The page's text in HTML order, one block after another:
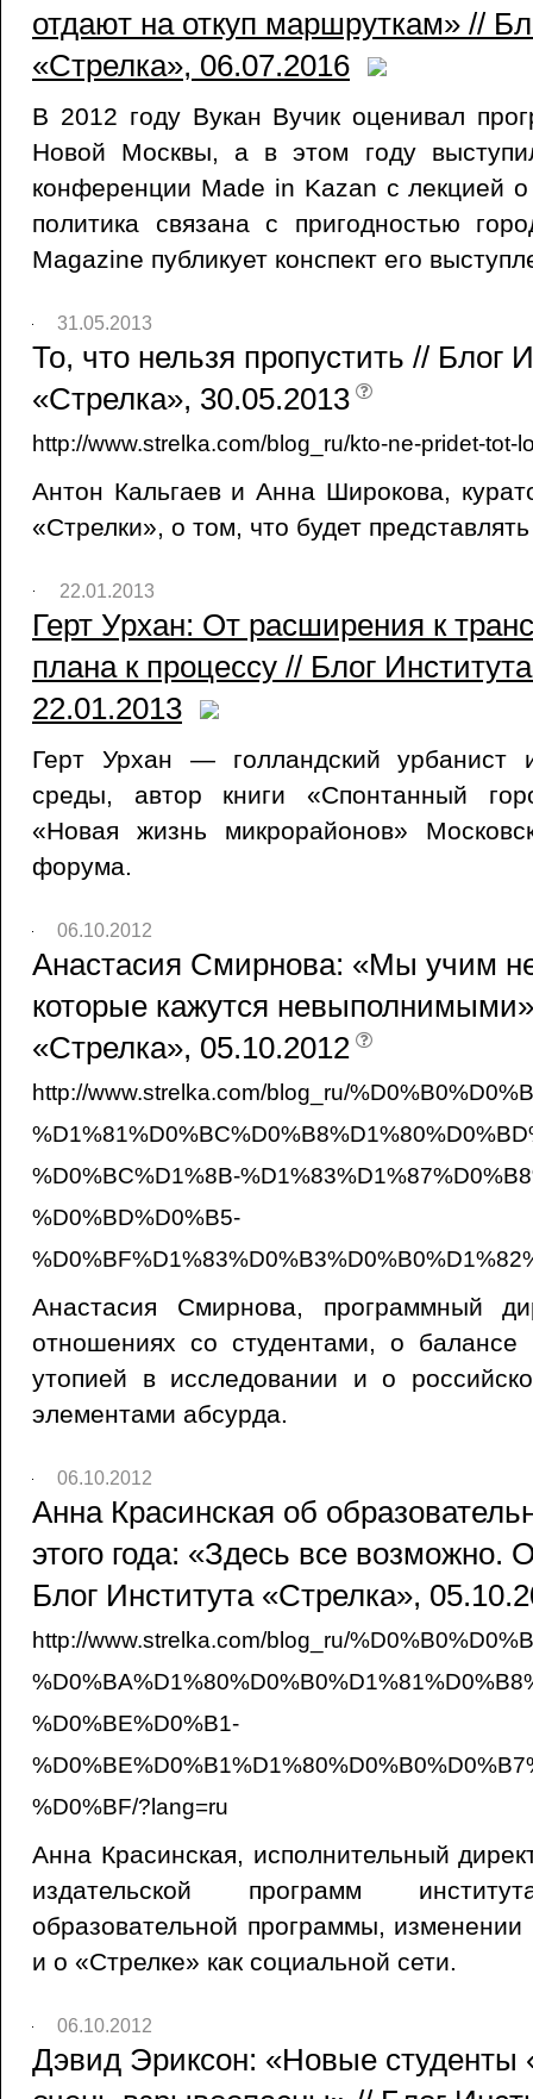
отдают на откуп маршруткам» //
«Стрелка», 06.07.2016
В 2012 году Вукан Вучик оценивал
Новой Москвы, а в этом году
конференции Made in Kazan с лекцией о
политика связана с пригодностью
Magazine публикует конспект его
31.05.2013
То, что нельзя пропустить // Блог
«Стрелка», 30.05.2013
http://www.strelka.com/blog_ru/kto-ne-pridet-tot-
Антон Кальгаев и Анна Широкова,
«Стрелки», о том, что будет
22.01.2013
Герт Урхан: От расширения к
плана к процессу // Блог
22.01.2013
Герт Урхан — голландский урбанист
среды, автор книги «Спонтанный
«Новая жизнь микрорайонов»
форума.
06.10.2012
Анастасия Смирнова: «Мы учим
которые кажутся
«Стрелка», 05.10.2012
http://www.strelka.com/blog_ru/
%D0%BC%D1%8B-
%D0%BD%D0%B5-
Анастасия Смирнова, программный
отношениях со студентами, о
утопией в исследовании и о
элементами абсурда.
06.10.2012
Анна Красинская об
этого года: «Здесь все возможно.
Блог Института «Стрелка»,
http://www.strelka.com/blog_ru/
%D0%BE%D0%B1-
%D0%BF/?lang=ru
Анна Красинская, исполнительный
издательской программ
образовательной программы,
и о «Стрелке» как социальной сети.
06.10.2012
Дэвид Эриксон: «Новые студенты